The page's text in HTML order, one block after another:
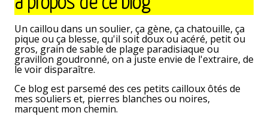
Un caillou dans un soulier, ça gène, ça chatouille, ça
pique ou ça blesse, qu'il soit doux ou acéré, petit ou
gros, grain de sable de plage paradisiaque ou
gravillon goudronné, on a juste envie de l'extraire, de
le voir disparaître.
Ce blog est parsemé des ces petits cailloux ôtés de
mes souliers et, pierres blanches ou noires,
marquent mon chemin.